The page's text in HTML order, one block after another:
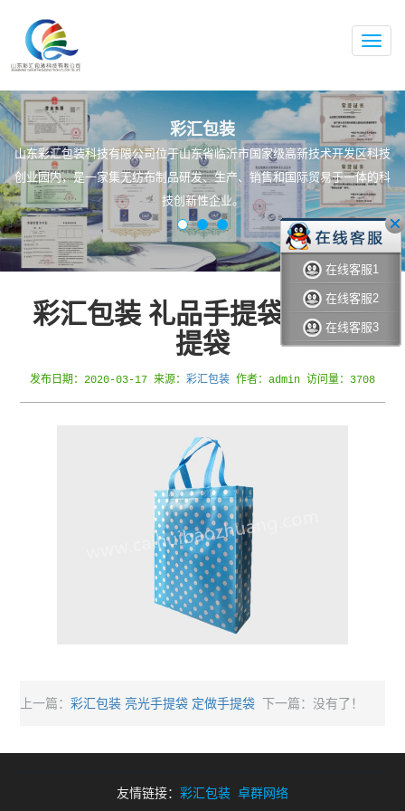
无
纺
手
袋,
无
纺
布
袋,
专
业
无
纺
布
袋
生
厂
家
彩汇包装
山东彩汇包装科技有限公司位于山东省临沂市国家级高新技术开发区科技
创业园内，是一家集无纺布制品研发、生产、销售和国际贸易于一体的科
技创新性企业。
彩汇包装 礼品手提袋 购物手
提袋
发布日期：2020-03-17 来源： 彩汇包装 作者：admin 访问量：3708
上一篇：彩汇包装 亮光手提袋 定做手提袋 下一篇：没有了！
友情链接： 彩汇包装 卓群网络
在线客服1
在线客服2
在线客服3